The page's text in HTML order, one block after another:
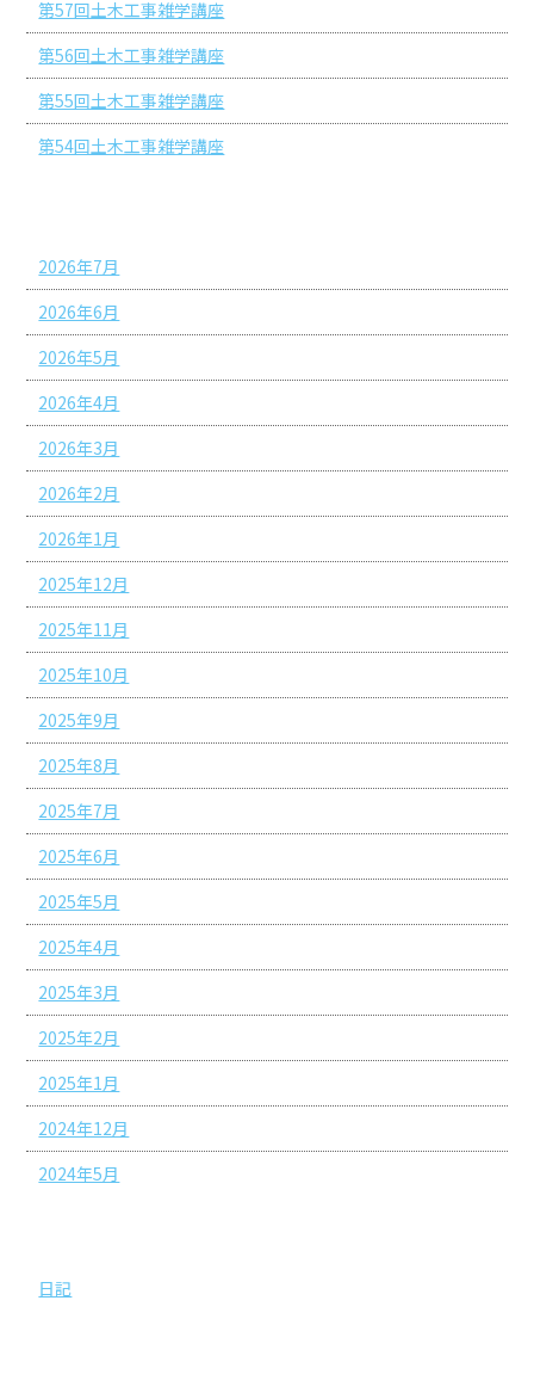
第57回土木工事雑学講座
第56回土木工事雑学講座
第55回土木工事雑学講座
第54回土木工事雑学講座
2026年7月
2026年6月
2026年5月
2026年4月
2026年3月
2026年2月
2026年1月
2025年12月
2025年11月
2025年10月
2025年9月
2025年8月
2025年7月
2025年6月
2025年5月
2025年4月
2025年3月
2025年2月
2025年1月
2024年12月
2024年5月
日記